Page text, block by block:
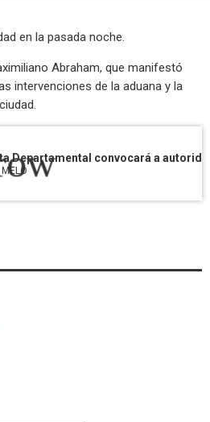
en la pasada noche.
Abraham, que manifestó
intervenciones de la aduana y la